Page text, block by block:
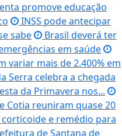
promove educação
INSS pode antecipar
sabe
Brasil deverá ter
em saúde
variar mais de 2.400% em
Serra celebra a chegada
da Primavera nos...
Cotia reuniram quase 20
e remédio para
de Santana de